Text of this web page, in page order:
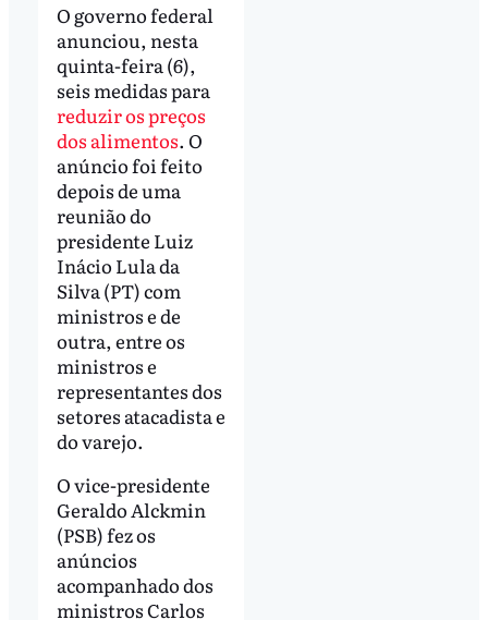
O governo federal
anunciou, nesta
quinta-feira (6),
seis medidas para
reduzir os preços
dos alimentos. O
anúncio foi feito
depois de uma
reunião do
presidente Luiz
Inácio Lula da
Silva (PT) com
ministros e de
outra, entre os
ministros e
representantes dos
setores atacadista e
do varejo.
O vice-presidente
Geraldo Alckmin
(PSB) fez os
anúncios
acompanhado dos
ministros Carlos